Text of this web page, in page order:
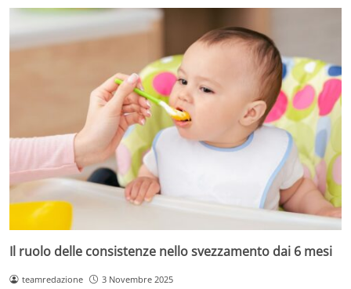
Il ruolo delle consistenze nello svezzamento dai 6 mesi
teamredazione 3 Novembre 2025